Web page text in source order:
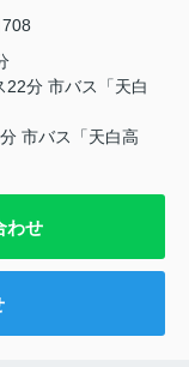
708
22分 市バス「天白
市バス「天白高
わせ